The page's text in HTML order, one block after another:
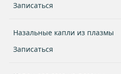
Записаться
Назальные капли из плазмы
Записаться